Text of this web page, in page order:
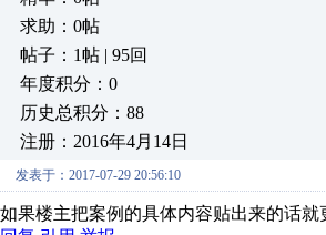
求助：0帖
帖子：1帖 | 95回
年度积分：0
历史总积分：88
注册：2016年4月14日
发表于：2017-07-29 20:56:10
如果楼主把案例的具体内容贴出来的话